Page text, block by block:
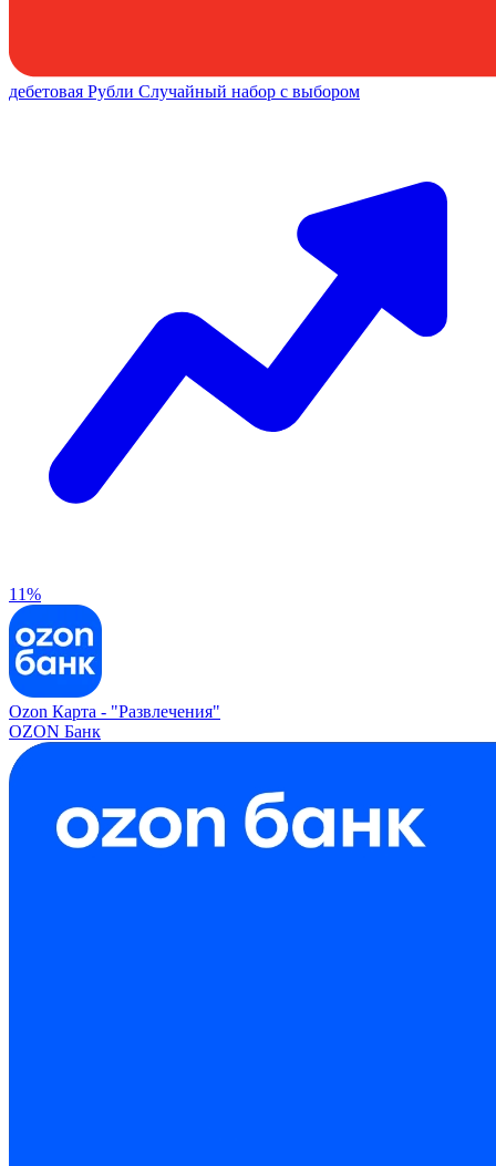
дебетовая Рубли Случайный набор с выбором
11%
Ozon Карта - "Развлечения"
OZON Банк